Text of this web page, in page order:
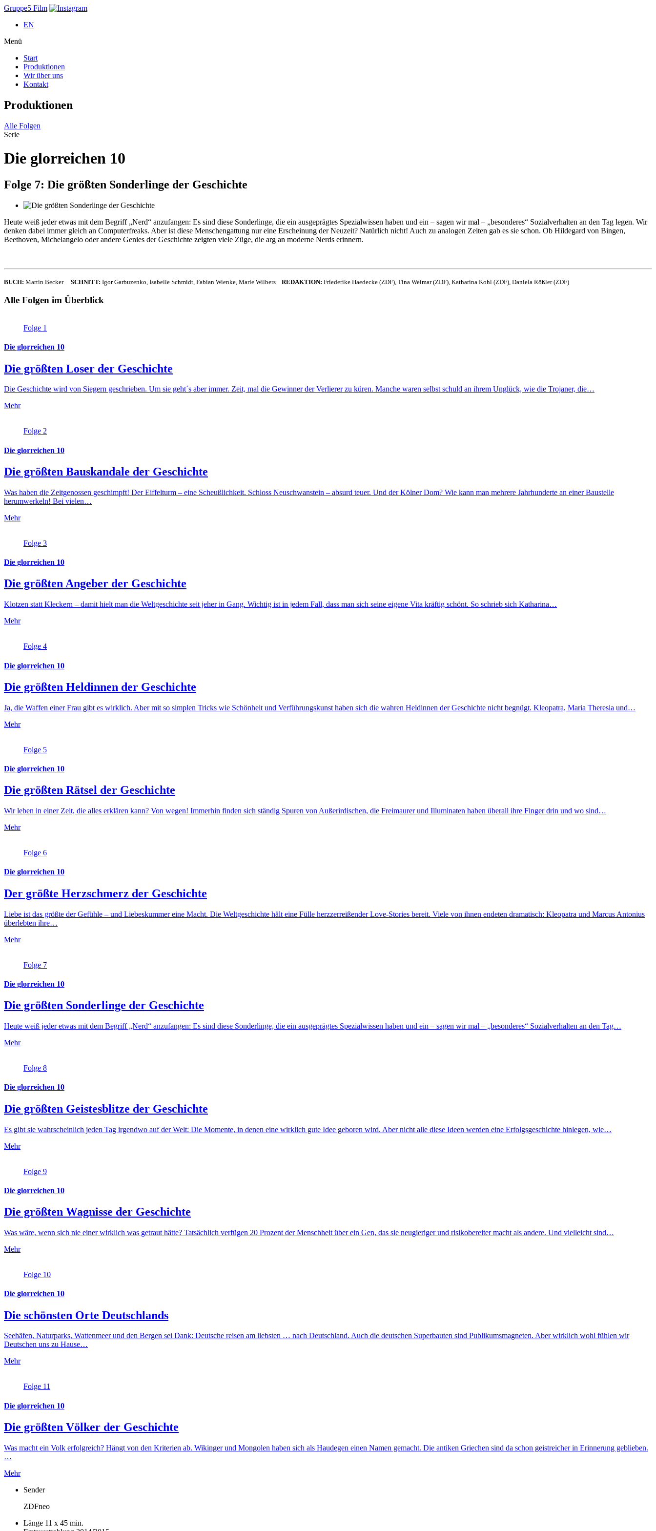
Gruppe5 Film
EN
Menü
Start
Produktionen
Wir über uns
Kontakt
Produktionen
Alle Folgen
Serie
Die glorreichen 10
Folge 7: Die größten Sonderlinge der Geschichte
Heute weiß jeder etwas mit dem Begriff „Nerd“ anzufangen: Es sind diese Sonderlinge, die ein ausgeprägtes Spezialwissen haben und ein – sagen wir mal – „besonderes“ Sozialverhalten an den Tag legen. Wir
denken dabei immer gleich an Computerfreaks. Aber ist diese Menschengattung nur eine Erscheinung der Neuzeit? Natürlich nicht! Auch zu analogen Zeiten gab es sie schon. Ob Hildegard von Bingen,
Beethoven, Michelangelo oder andere Genies der Geschichte zeigten viele Züge, die arg an moderne Nerds erinnern.
BUCH: Martin Becker SCHNITT: Igor Garbuzenko, Isabelle Schmidt, Fabian Wienke, Marie Wilbers REDAKTION: Friederike Haedecke (ZDF), Tina Weimar (ZDF), Katharina Kohl (ZDF), Daniela Rößler (ZDF)
Alle Folgen im Überblick
Folge 1
Die glorreichen 10
Die größten Loser der Geschichte
Die Geschichte wird von Siegern geschrieben. Um sie geht´s aber immer. Zeit, mal die Gewinner der Verlierer zu küren. Manche waren selbst schuld an ihrem Unglück, wie die Trojaner, die…
Mehr
Folge 2
Die glorreichen 10
Die größten Bauskandale der Geschichte
Was haben die Zeitgenossen geschimpft! Der Eiffelturm – eine Scheußlichkeit. Schloss Neuschwanstein – absurd teuer. Und der Kölner Dom? Wie kann man mehrere Jahrhunderte an einer Baustelle
herumwerkeln! Bei vielen…
Mehr
Folge 3
Die glorreichen 10
Die größten Angeber der Geschichte
Klotzen statt Kleckern – damit hielt man die Weltgeschichte seit jeher in Gang. Wichtig ist in jedem Fall, dass man sich seine eigene Vita kräftig schönt. So schrieb sich Katharina…
Mehr
Folge 4
Die glorreichen 10
Die größten Heldinnen der Geschichte
Ja, die Waffen einer Frau gibt es wirklich. Aber mit so simplen Tricks wie Schönheit und Verführungskunst haben sich die wahren Heldinnen der Geschichte nicht begnügt. Kleopatra, Maria Theresia und…
Mehr
Folge 5
Die glorreichen 10
Die größten Rätsel der Geschichte
Wir leben in einer Zeit, die alles erklären kann? Von wegen! Immerhin finden sich ständig Spuren von Außerirdischen, die Freimaurer und Illuminaten haben überall ihre Finger drin und wo sind…
Mehr
Folge 6
Die glorreichen 10
Der größte Herzschmerz der Geschichte
Liebe ist das größte der Gefühle – und Liebeskummer eine Macht. Die Weltgeschichte hält eine Fülle herzzerreißender Love-Stories bereit. Viele von ihnen endeten dramatisch: Kleopatra und Marcus Antonius
überlebten ihre…
Mehr
Folge 7
Die glorreichen 10
Die größten Sonderlinge der Geschichte
Heute weiß jeder etwas mit dem Begriff „Nerd“ anzufangen: Es sind diese Sonderlinge, die ein ausgeprägtes Spezialwissen haben und ein – sagen wir mal – „besonderes“ Sozialverhalten an den Tag…
Mehr
Folge 8
Die glorreichen 10
Die größten Geistesblitze der Geschichte
Es gibt sie wahrscheinlich jeden Tag irgendwo auf der Welt: Die Momente, in denen eine wirklich gute Idee geboren wird. Aber nicht alle diese Ideen werden eine Erfolgsgeschichte hinlegen, wie…
Mehr
Folge 9
Die glorreichen 10
Die größten Wagnisse der Geschichte
Was wäre, wenn sich nie einer wirklich was getraut hätte? Tatsächlich verfügen 20 Prozent der Menschheit über ein Gen, das sie neugieriger und risikobereiter macht als andere. Und vielleicht sind…
Mehr
Folge 10
Die glorreichen 10
Die schönsten Orte Deutschlands
Seehäfen, Naturparks, Wattenmeer und den Bergen sei Dank: Deutsche reisen am liebsten … nach Deutschland. Auch die deutschen Superbauten sind Publikumsmagneten. Aber wirklich wohl fühlen wir
Deutschen uns zu Hause…
Mehr
Folge 11
Die glorreichen 10
Die größten Völker der Geschichte
Was macht ein Volk erfolgreich? Hängt von den Kriterien ab. Wikinger und Mongolen haben sich als Haudegen einen Namen gemacht. Die antiken Griechen sind da schon geistreicher in Erinnerung geblieben.
…
Mehr
Sender
ZDFneo
Länge 11 x 45 min.